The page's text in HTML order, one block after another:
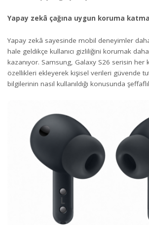
Yapay zekâ çağına uygun koruma
Yapay zekâ sayesinde mobil deneyimler
hale geldikçe kullanıcı gizliliğini korumak
kazanıyor. Samsung, Galaxy S26 serisin her
özellikleri ekleyerek kişisel verileri güvende
bilgilerinin nasıl kullanıldığı konusunda